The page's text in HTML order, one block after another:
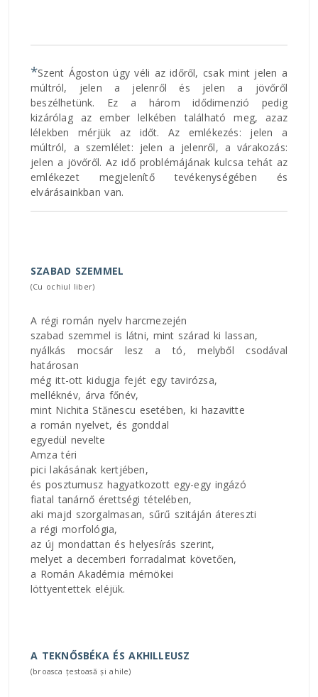
*Szent Ágoston úgy véli az időről, csak mint jelen a
múltról, jelen a jelenről és jelen a jövőről
beszélhetünk. Ez a három idődimenzió pedig
kizárólag az ember lelkében található meg, azaz
lélekben mérjük az időt. Az emlékezés: jelen a
múltról, a szemlélet: jelen a jelenről, a várakozás:
jelen a jövőről. Az idő problémájának kulcsa tehát az
emlékezet megjelenítő tevékenységében és
elvárásainkban van.
SZABAD SZEMMEL
(Cu ochiul liber)
A régi román nyelv harcmezején
szabad szemmel is látni, mint szárad ki lassan,
nyálkás mocsár lesz a tó, melyből csodával
határosan
még itt-ott kidugja fejét egy tavirózsa,
melléknév, árva főnév,
mint Nichita Stănescu esetében, ki hazavitte
a román nyelvet, és gonddal
egyedül nevelte
Amza téri
pici lakásának kertjében,
és posztumusz hagyatkozott egy-egy ingázó
fiatal tanárnő érettségi tételében,
aki majd szorgalmasan, sűrű szitáján átereszti
a régi morfológia,
az új mondattan és helyesírás szerint,
melyet a decemberi forradalmat követően,
a Román Akadémia mérnökei
löttyentettek eléjük.
A TEKNŐSBÉKA ÉS AKHILLEUSZ
(broasca țestoasă și ahile)